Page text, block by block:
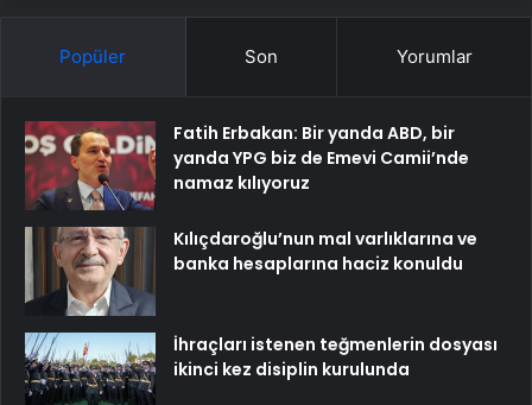
Popüler Son Yorumlar
Fatih Erbakan: Bir yanda ABD, bir
yanda YPG biz de Emevi Camii’nde
namaz kılıyoruz
Kılıçdaroğlu’nun mal varlıklarına ve
banka hesaplarına haciz konuldu
İhraçları istenen teğmenlerin dosyası
ikinci kez disiplin kurulunda